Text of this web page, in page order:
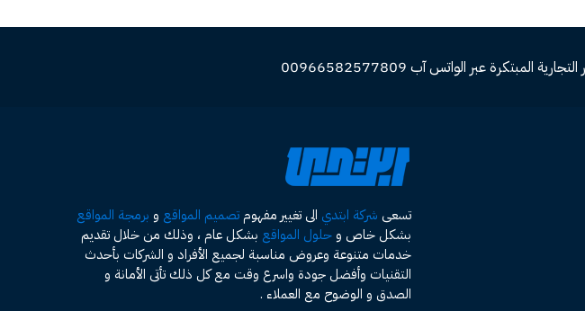
عبر الواتس آب 00966582577809
تسعى شركة ابتدي الى تغيير مفهومتصميم المواقع و برمجة المواقع
بشكل خاص وحلول المواقع بشكل عام ، وذلك من خلال تقديم
خدمات متنوعة وعروض مناسبة لجميع الأفراد و الشركات بأحدث
التقنيات وأفضل جودة واسرع وقت مع كل ذلك تأتى الأمانة و
الصدق و الوضوح مع العملاء .